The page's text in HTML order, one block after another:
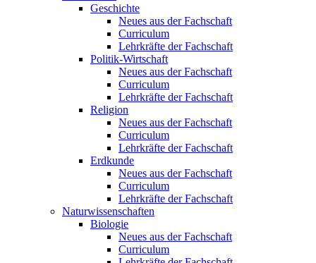
Geschichte
Neues aus der Fachschaft
Curriculum
Lehrkräfte der Fachschaft
Politik-Wirtschaft
Neues aus der Fachschaft
Curriculum
Lehrkräfte der Fachschaft
Religion
Neues aus der Fachschaft
Curriculum
Lehrkräfte der Fachschaft
Erdkunde
Neues aus der Fachschaft
Curriculum
Lehrkräfte der Fachschaft
Naturwissenschaften
Biologie
Neues aus der Fachschaft
Curriculum